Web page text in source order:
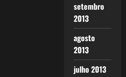
setembro
2013
agosto
2013
julho 2013